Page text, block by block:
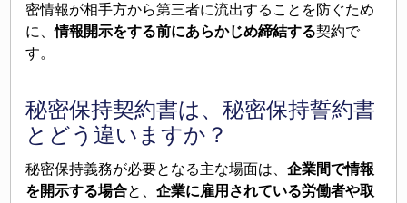
密情報が相手方から第三者に流出することを防ぐため
に、情報開示をする前にあらかじめ締結する契約で
す。
秘密保持契約書は、秘密保持誓約書
とどう違いますか？
秘密保持義務が必要となる主な場面は、企業間で情報
を開示する場合と、企業に雇用されている労働者や取